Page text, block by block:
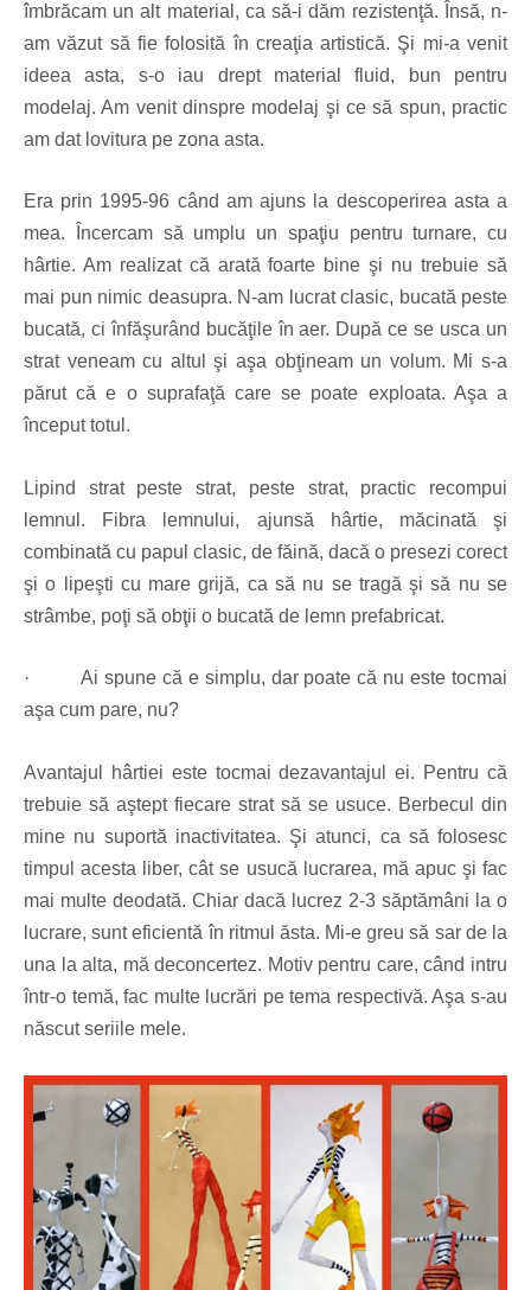
îmbrăcam un alt material, ca să-i dăm rezistenţă. Însă, n-
am văzut să fie folosită în creaţia artistică. Şi mi-a venit
ideea asta, s-o iau drept material fluid, bun pentru
modelaj. Am venit dinspre modelaj şi ce să spun, practic
am dat lovitura pe zona asta.
Era prin 1995-96 când am ajuns la descoperirea asta a
mea. Încercam să umplu un spaţiu pentru turnare, cu
hârtie. Am realizat că arată foarte bine şi nu trebuie să
mai pun nimic deasupra. N-am lucrat clasic, bucată peste
bucată, ci înfăşurând bucăţile în aer. După ce se usca un
strat veneam cu altul şi aşa obţineam un volum. Mi s-a
părut că e o suprafaţă care se poate exploata. Aşa a
început totul.
Lipind strat peste strat, peste strat, practic recompui
lemnul. Fibra lemnului, ajunsă hârtie, măcinată şi
combinată cu papul clasic, de făină, dacă o presezi corect
şi o lipeşti cu mare grijă, ca să nu se tragă şi să nu se
strâmbe, poţi să obţii o bucată de lemn prefabricat.
·Ai spune că e simplu, dar poate că nu este tocmai
aşa cum pare, nu?
Avantajul hârtiei este tocmai dezavantajul ei. Pentru că
trebuie să aştept fiecare strat să se usuce. Berbecul din
mine nu suportă inactivitatea. Şi atunci, ca să folosesc
timpul acesta liber, cât se usucă lucrarea, mă apuc şi fac
mai multe deodată. Chiar dacă lucrez 2-3 săptămâni la o
lucrare, sunt eficientă în ritmul ăsta. Mi-e greu să sar de la
una la alta, mă deconcertez. Motiv pentru care, când intru
într-o temă, fac multe lucrări pe tema respectivă. Aşa s-au
născut seriile mele.